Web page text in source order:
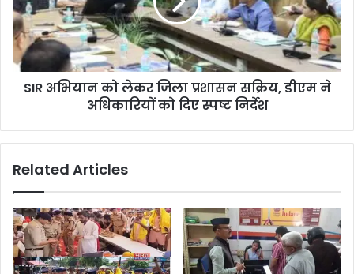
SIR अभियान को लेकर जिला प्रशासन सक्रिय, डीएम ने
अधिकारियों को दिए स्पष्ट निर्देश
Related Articles